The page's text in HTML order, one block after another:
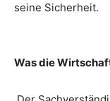
seine Sicherheit.
Was die